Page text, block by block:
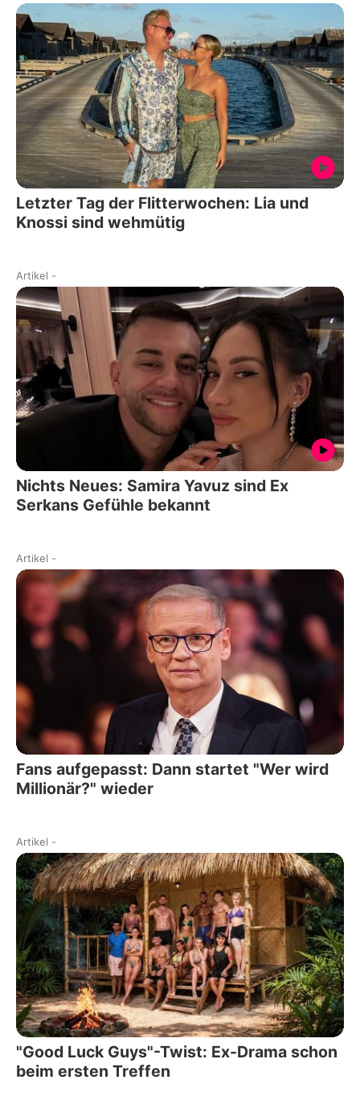
Letzter Tag der Flitterwochen: Lia und
Knossi sind wehmütig
Artikel -
Nichts Neues: Samira Yavuz sind Ex
Serkans Gefühle bekannt
Artikel -
Fans aufgepasst: Dann startet "Wer wird
Millionär?" wieder
Artikel -
"Good Luck Guys"-Twist: Ex-Drama schon
beim ersten Treffen